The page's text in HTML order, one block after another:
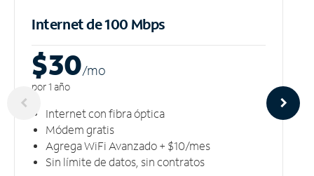
Internet de 100 Mbps
$30/mo
por 1 año
Internet con fibra óptica
Módem gratis
Agrega WiFi Avanzado + $10/mes
Sin límite de datos, sin contratos